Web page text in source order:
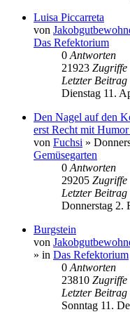
Luisa Piccarreta
von
Das Refektorium
0 Antworten
21923 Zugriffe
Letzter Beitrag
Dienstag 11.
Den Nagel auf den
erst Recht mit Humor
von Fuchsi »
Gemüsegarten
0 Antworten
29205 Zugriffe
Letzter Beitrag
Donnerstag 2.
Burgstein
von
» in Das Refektorium
0 Antworten
23810 Zugriffe
Letzter Beitrag
Sonntag 11.